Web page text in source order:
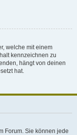
welche mit einem
kennzeichnen zu
hängt von deinen
hat.
Forum. Sie können jede